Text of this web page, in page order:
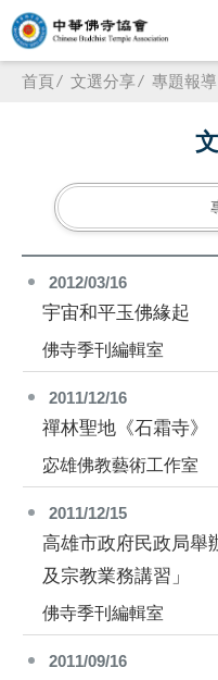
首頁 文選分享 專題報導
2012/03/16
宇宙和平玉佛緣起
佛寺季刊編輯室
2011/12/16
禪林聖地《石霜寺》
宓雄佛教藝術工作室
2011/12/15
高雄市政府民政局舉
及宗教業務講習」
佛寺季刊編輯室
2011/09/16